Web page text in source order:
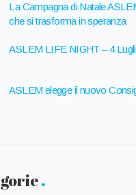
La Campagna di Natale
che si trasforma in speranza
ASLEM LIFE NIGHT – 4
ASLEM elegge il nuovo